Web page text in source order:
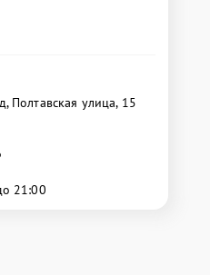
Полтавская улица, 15
21:00